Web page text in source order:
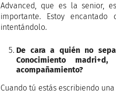
Advanced, que es la senior,
importante. Estoy
intentándolo.
De cara a quién no
Conocimiento
acompañamiento?
Cuando tú estás escribiendo